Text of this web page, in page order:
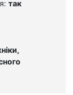
так